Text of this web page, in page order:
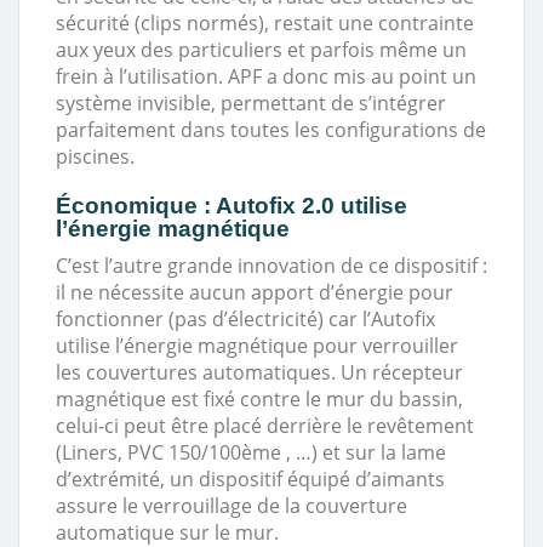
sécurité (clips normés), restait une contrainte
aux yeux des particuliers et parfois même un
frein à l’utilisation. APF a donc mis au point un
système invisible, permettant de s’intégrer
parfaitement dans toutes les configurations de
piscines.
Économique : Autofix 2.0 utilise
l’énergie magnétique
C’est l’autre grande innovation de ce dispositif :
il ne nécessite aucun apport d’énergie pour
fonctionner (pas d’électricité) car l’Autofix
utilise l’énergie magnétique pour verrouiller
les couvertures automatiques. Un récepteur
magnétique est fixé contre le mur du bassin,
celui-ci peut être placé derrière le revêtement
(Liners, PVC 150/100ème , …) et sur la lame
d’extrémité, un dispositif équipé d’aimants
assure le verrouillage de la couverture
automatique sur le mur.